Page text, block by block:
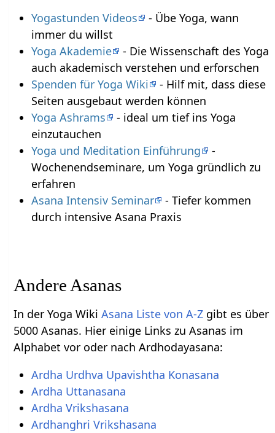
Yogastunden Videos
- Übe Yoga, wann
immer du willst
Yoga Akademie
- Die Wissenschaft des Yoga
auch akademisch verstehen und erforschen
Spenden für Yoga Wiki
- Hilf mit, dass diese
Seiten ausgebaut werden können
Yoga Ashrams
- ideal um tief ins Yoga
einzutauchen
Yoga und Meditation Einführung
-
Wochenendseminare, um Yoga gründlich zu
erfahren
Asana Intensiv Seminar
- Tiefer kommen
durch intensive Asana Praxis
Andere Asanas
In der Yoga WikiAsana Liste von A-Z gibt es über
5000 Asanas. Hier einige Links zu Asanas im
Alphabet vor oder nach Ardhodayasana:
Ardha Urdhva Upavishtha Konasana
Ardha Uttanasana
Ardha Vrikshasana
Ardhanghri Vrikshasana